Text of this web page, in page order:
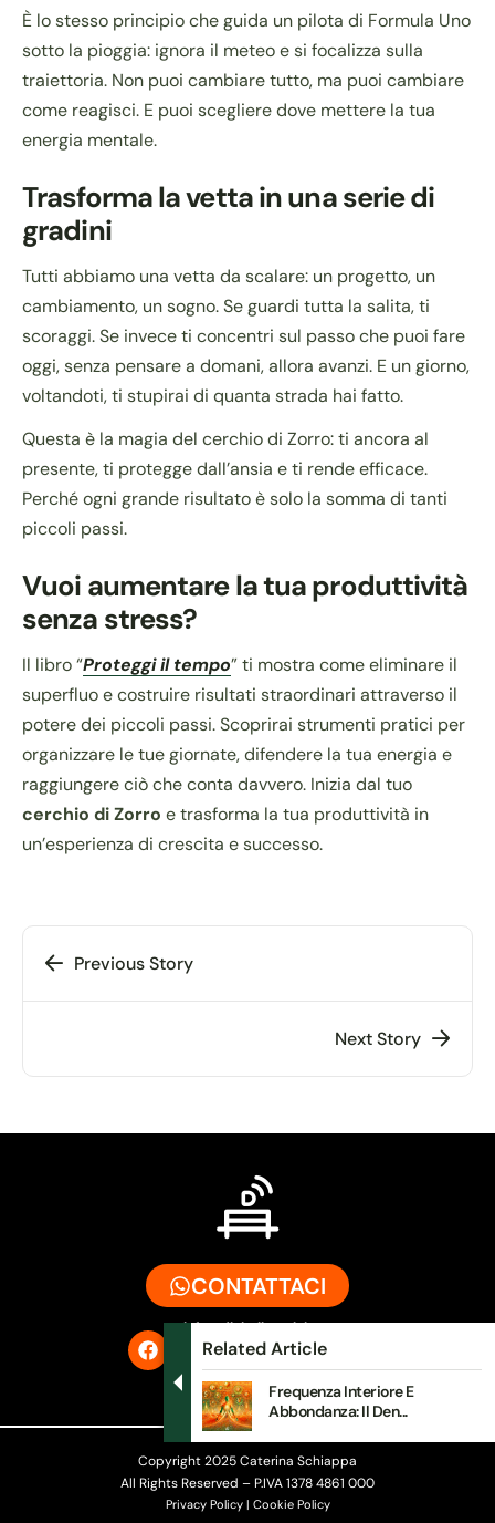
È lo stesso principio che guida un pilota di Formula Uno
sotto la pioggia: ignora il meteo e si focalizza sulla
traiettoria. Non puoi cambiare tutto, ma puoi cambiare
come reagisci. E puoi scegliere dove mettere la tua
energia mentale.
Trasforma la vetta in una serie di
gradini
Tutti abbiamo una vetta da scalare: un progetto, un
cambiamento, un sogno. Se guardi tutta la salita, ti
scoraggi. Se invece ti concentri sul passo che puoi fare
oggi, senza pensare a domani, allora avanzi. E un giorno,
voltandoti, ti stupirai di quanta strada hai fatto.
Questa è la magia del cerchio di Zorro: ti ancora al
presente, ti protegge dall’ansia e ti rende efficace.
Perché ogni grande risultato è solo la somma di tanti
piccoli passi.
Vuoi aumentare la tua produttività
senza stress?
Il libro “Proteggi il tempo” ti mostra come eliminare il
superfluo e costruire risultati straordinari attraverso il
potere dei piccoli passi. Scoprirai strumenti pratici per
organizzare le tue giornate, difendere la tua energia e
raggiungere ciò che conta davvero. Inizia dal tuo
cerchio di Zorro e trasforma la tua produttività in
un’esperienza di crescita e successo.
Previous Story
Next Story
Related Article
Frequenza Interiore E
Abbondanza: Il Den...
CONTATTACI
info@digitalbench.it
Copyright 2025 Caterina Schiappa
All Rights Reserved – P.IVA 1378 4861 000
Privacy Policy | Cookie Policy